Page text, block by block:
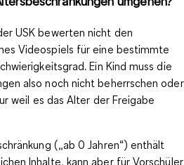
USK bewertennicht den
Videospiels für eine bestimmte
Ein Kind muss die
also noch nicht beherrschen oder
weil es das Alter der Freigabe
(„ab 0 Jahren“) enthält
Inhalte, kann aber für Vorschüler